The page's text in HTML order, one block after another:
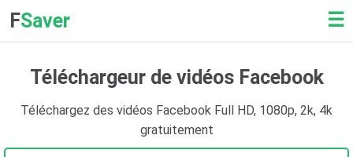
FSaver ☰
Téléchargeur de vidéos Facebook
Téléchargez des vidéos Facebook Full HD, 1080p, 2k, 4k
gratuitement